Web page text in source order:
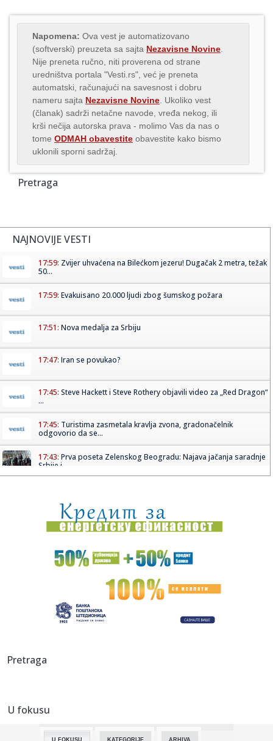
Napomena: Ova vest je automatizovano
(softverski) preuzeta sa sajta Nezavisne Novine
Nije preneta ručno, niti proverena od strane
uredništva portala "Vesti.rs", već je preneta
automatski, računajući na savesnost i dobru
nameru sajta Nezavisne Novine . Ukoliko vest
(članak) sadrži netačne navode, vređa nekog, ili
krši nečija autorska prava - molimo Vas da nas o
tome ODMAH obavestite obavestite kako bismo
uklonili sporni sadržaj.
Pretraga
NAJNOVIJE VESTI
17:59: Zvijer uhvaćena na Bilećkom jezeru! Dugačak 2 metra, težak
50...
17:59: Evakuisano 20.000 ljudi zbog šumskog požara
17:51: Nova medalja za Srbiju
17:47: Iran se povukao?
17:45: Steve Hackett i Steve Rothery objavili video za „Red Dragon“
...
17:45: Turistima zasmetala kravlja zvona, gradonačelnik
odgovorio da se...
17:43: Prva poseta Zelenskog Beogradu: Najava jačanja saradnje
Srbije i...
17:42:Kolektivno vjenčanje u Bijeljini
17:42:Orao krstaš Feliks ponovo na slobodi: Nakon zatočeništva
u Sir...
Tramp: SAD ulažu 400 miliona dolara u rudnik u Australiji
17:40:SIMEONE PRELOMIO OKO ALVAREZA: Pomenuo Grizmana i
Totenhema
17:38:
Pretraga
U fokusu
U FOKUSU KATEGORIJE ARHIVA